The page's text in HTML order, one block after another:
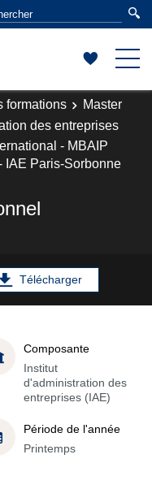
formations
Master
des entreprises
- MBAIP
IAE Paris-Sorbonne
Télécharger
Composante
Institut
d'administration des
entreprises (IAE)
Période de l'année
Printemps